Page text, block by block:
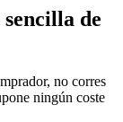
de
no corres
ningún coste